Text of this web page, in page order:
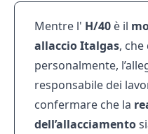
Mentre l' H/40 è il
allaccio Italgas,
personalmente,
responsabile dei
confermare che la
dell’allacciamento